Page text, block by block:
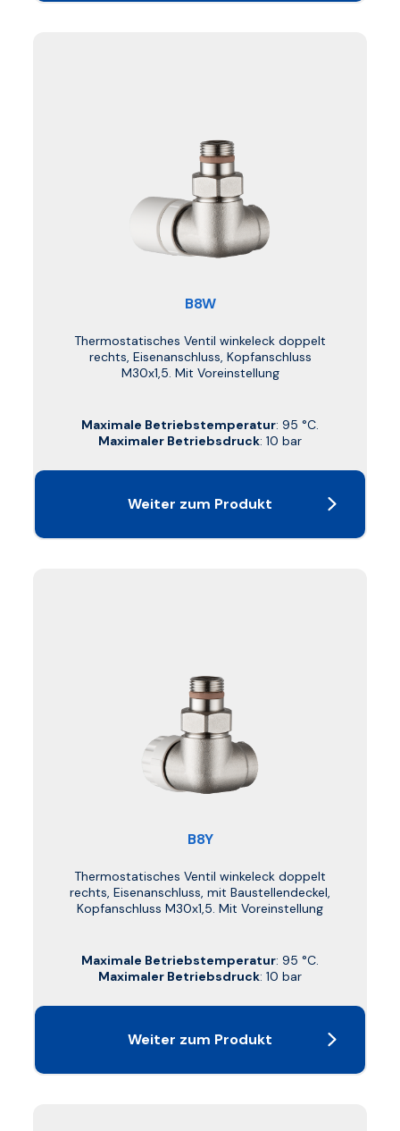
B8W
Thermostatisches Ventil winkeleck doppelt
rechts, Eisenanschluss, Kopfanschluss
M30x1,5. Mit Voreinstellung
Maximale Betriebstemperatur: 95 °C.
Maximaler Betriebsdruck: 10 bar
Weiter zum Produkt
B8Y
Thermostatisches Ventil winkeleck doppelt
rechts, Eisenanschluss, mit Baustellendeckel,
Kopfanschluss M30x1,5. Mit Voreinstellung
Maximale Betriebstemperatur: 95 °C.
Maximaler Betriebsdruck: 10 bar
Weiter zum Produkt